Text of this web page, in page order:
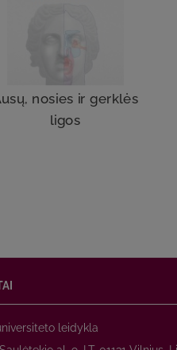
nosies ir gerklės
ligos
leidykla